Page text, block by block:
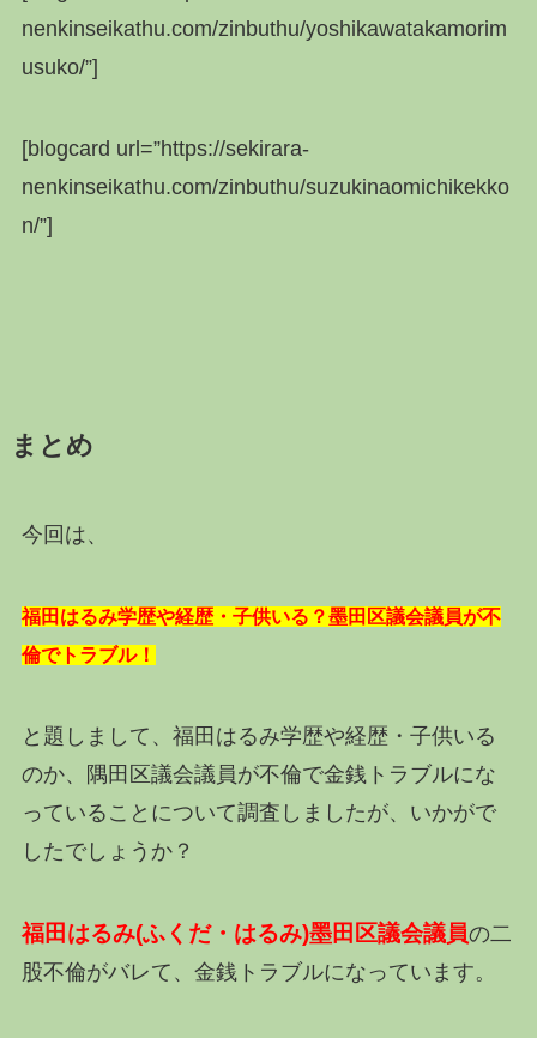
nenkinseikathu.com/zinbuthu/yoshikawatakamorim
usuko/”]
[blogcard url=”https://sekirara-
nenkinseikathu.com/zinbuthu/suzukinaomichikekko
n/”]
まとめ
今回は、
福田はるみ学歴や経歴・子供いる？墨田区議会議員が不
倫でトラブル！
と題しまして、福田はるみ学歴や経歴・子供いる
のか、隅田区議会議員が不倫で金銭トラブルにな
っていることについて調査しましたが、いかがで
したでしょうか？
福田はるみ(ふくだ・はるみ)墨田区議会議員の二
股不倫がバレて、金銭トラブルになっています。